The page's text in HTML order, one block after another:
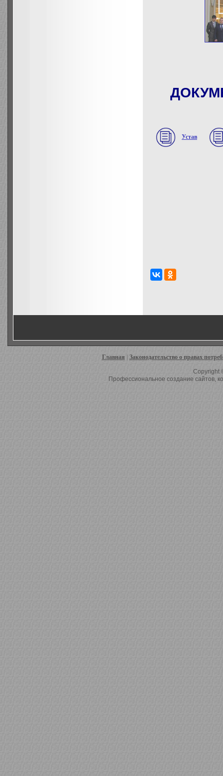
Устав
Главная Законодательство о правах
Copyright
Профессиональное создание сайтов,